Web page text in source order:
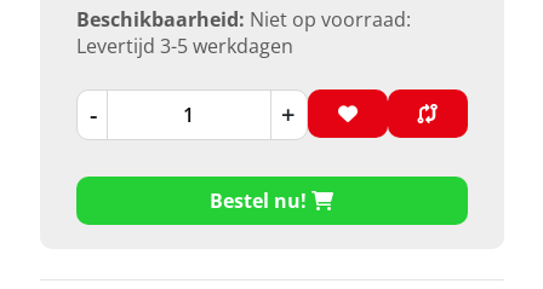
Beschikbaarheid: Niet op voorraad:
Levertijd 3-5 werkdagen
- +
Bestel nu!